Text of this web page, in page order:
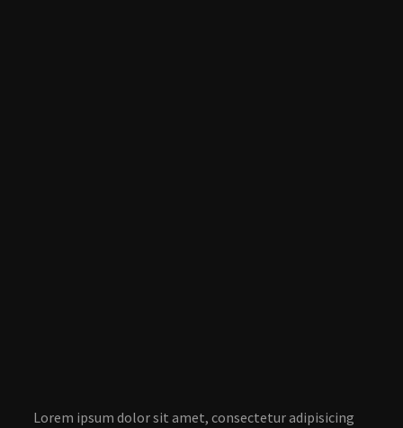
Lorem ipsum dolor sit amet, consectetur adipisicing